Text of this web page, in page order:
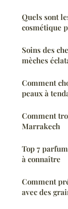
Quels sont
cosmétique
Soins des
mèches
Comment
peaux à
Comment
Marrakech
Top 7
à connaître
Comment
avec des